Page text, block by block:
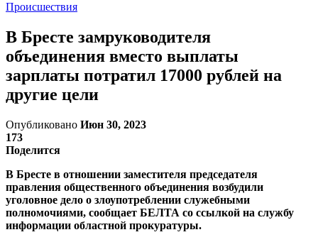
Происшествия
В Бресте замруководителя
объединения вместо выплаты
зарплаты потратил 17000 рублей на
другие цели
Опубликовано Июн 30, 2023
173
Поделится
В Бресте в отношении заместителя председателя
правления общественного объединения возбудили
уголовное дело о злоупотреблении служебными
полномочиями, сообщает БЕЛТА со ссылкой на службу
информации областной прокуратуры.